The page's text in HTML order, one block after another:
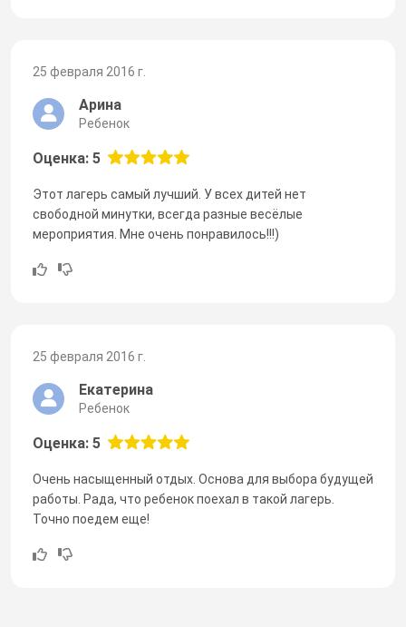
25 февраля 2016 г.
Арина
Ребенок
Оценка: 5
Этот лагерь самый лучший. У всех дитей нет
свободной минутки, всегда разные весёлые
мероприятия. Мне очень понравилось!!!)
25 февраля 2016 г.
Екатерина
Ребенок
Оценка: 5
Очень насыщенный отдых. Основа для выбора будущей
работы. Рада, что ребенок поехал в такой лагерь.
Точно поедем еще!